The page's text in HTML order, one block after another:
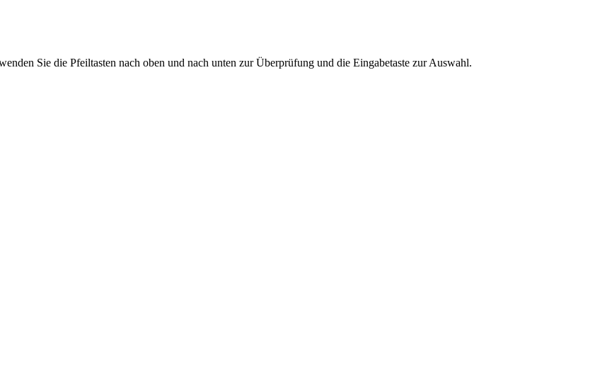
Sie die Pfeiltasten nach oben und nach unten zur Überprüfung und die Eingabetaste zur Auswahl.